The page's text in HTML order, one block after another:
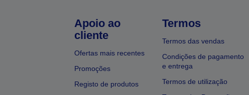
Apoio ao
cliente
Ofertas mais recentes
Promoções
Registo de produtos
Termos
Termos das vendas
Condições de pagamento
e entrega
Termos de utilização